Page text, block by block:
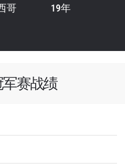
哥 19年
军赛战绩